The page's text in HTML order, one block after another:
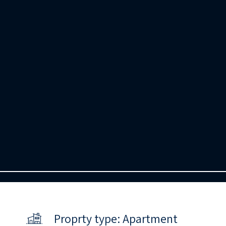
Proprty type: Apartment